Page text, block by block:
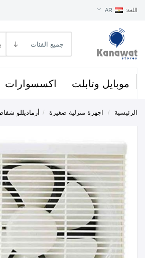
اللغة: AR
موبايل وتابلت اكسسوارات
الرئيسية / اجهزة منزلية صغيرة / أرماديللو شفاط 25سم بشبكة أماميه 30وات ظهر